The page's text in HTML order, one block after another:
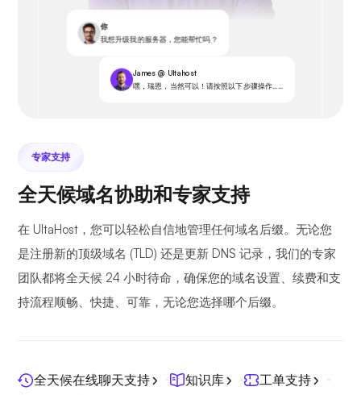
你
我想升级我的服务器，您能帮忙吗？
James @ Ultahost
嘿，瑞恩，当然可以！请按照以下步骤操作……
专家支持
全天候域名协助和专家支持
在 UltaHost，您可以轻松自信地管理任何域名后缀。无论您
是注册新的顶级域名 (TLD) 还是更新 DNS 记录，我们的专家
团队都将全天候 24 小时待命，确保您的域名设置、续费和支
持流程顺畅、快捷、可靠，无论您选择哪个后缀。
全天候在线聊天支持 知识库
工单支持